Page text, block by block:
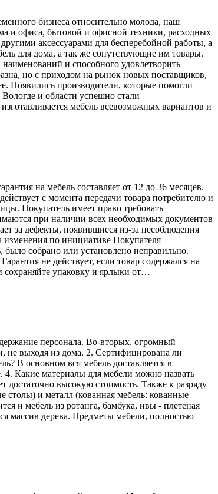
бизнеса относительно молода, наш
и офиса, бытовой и офисной техники, расходных
аксессуарами для бесперебойной работы, а
для дома, а так же сопутствующие им товары.
и способного удовлетворить
но с приходом на рынок новых поставщиков,
Появились производители, которые помогли
и области успешно стали
мебель всевозможных вариантов и
на мебель составляет от 12 до 36 месяцев.
с момента передачи товара потребителю и
Покупатель имеет право требовать
при наличии всех необходимых документов
за дефекты, появившиеся из-за несоблюдения
изменения по инициативе Покупателя
было собрано или установлено неправильно.
не действует, если товар содержался на
упаковку и ярлыки от…
персонала. Во-вторых, огромный
не выходя из дома. 2. Сертифицирована ли
В основном вся мебель доставляется в
4. Какие материалы для мебели можно назвать
достаточно высокую стоимость. Также к разряду
столы) и металл (кованная мебель: кованные
и мебель из ротанга, бамбука, ивы - плетеная
массив дерева. Предметы мебели, полностью